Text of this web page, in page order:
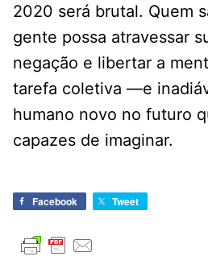
2020 será brutal. Quem
gente possa atravessar
negação e libertar a
tarefa coletiva ―e
humano novo no futuro
capazes de imaginar.
Facebook Tweet